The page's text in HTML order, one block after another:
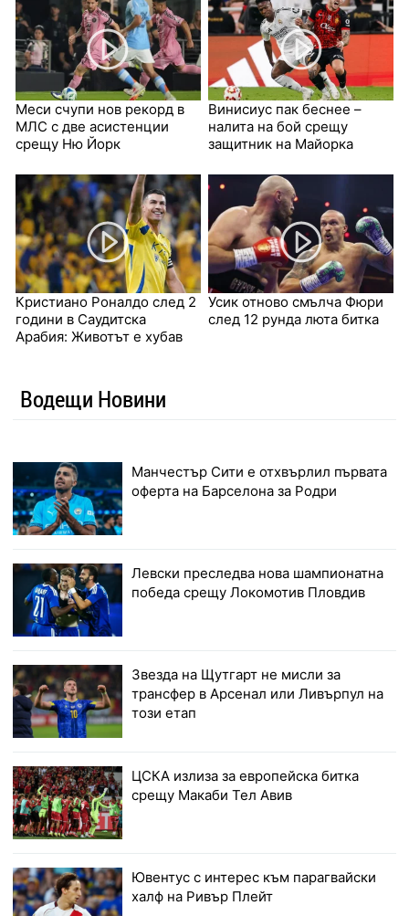
Меси счупи нов рекорд в
МЛС с две асистенции
срещу Ню Йорк
Винисиус пак беснее –
налита на бой срещу
защитник на Майорка
Кристиано Роналдо след 2
години в Саудитска
Арабия: Животът е хубав
Усик отново смълча Фюри
след 12 рунда люта битка
Водещи Новини
Манчестър Сити е отхвърлил първата
оферта на Барселона за Родри
Левски преследва нова шампионатна
победа срещу Локомотив Пловдив
Звезда на Щутгарт не мисли за
трансфер в Арсенал или Ливърпул на
този етап
ЦСКА излиза за европейска битка
срещу Макаби Тел Авив
Ювентус с интерес към парагвайски
халф на Ривър Плейт